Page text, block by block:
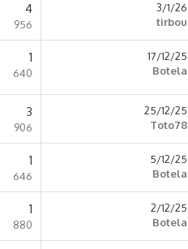
4
956
3/1/26
tirbou
1
640
17/12/25
Botela
3
906
25/12/25
Toto78
1
646
5/12/25
Botela
1
880
2/12/25
Botela